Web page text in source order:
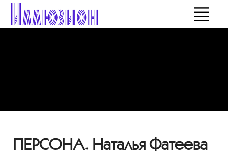
ПЕРСОНА. Наталья Фатеева